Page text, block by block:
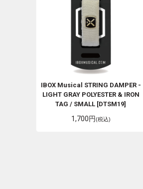
IBOX Musical STRING DAMPER -
LIGHT GRAY POLYESTER & IRON
TAG / SMALL [DTSM19]
1,700円(税込)